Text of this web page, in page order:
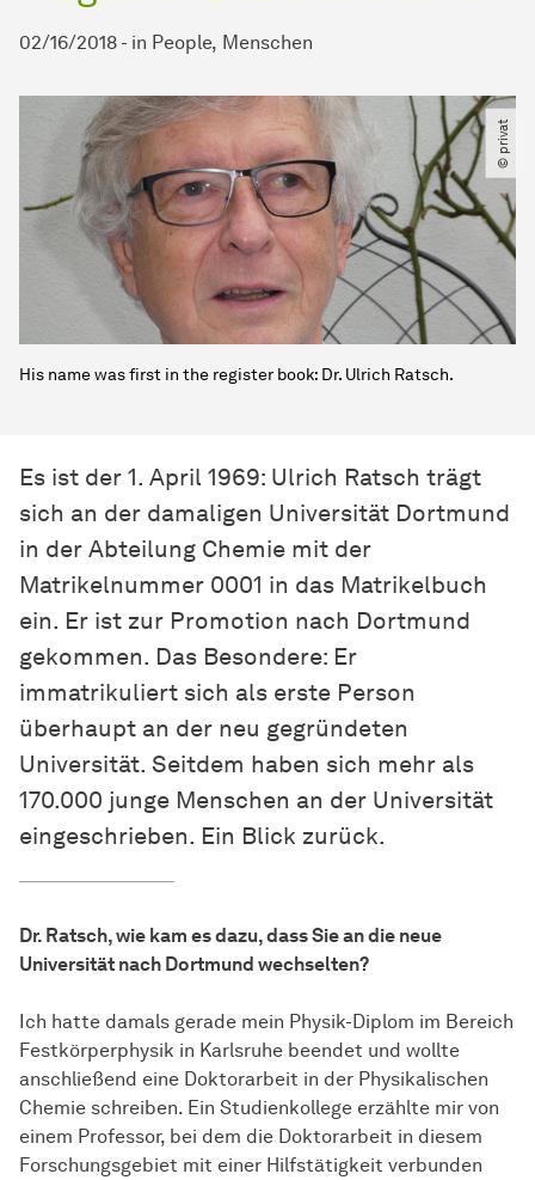
02/16/2018 - in People Menschen
© privat
His name was first in the register book: Dr. Ulrich Ratsch.
Es ist der 1. April 1969: Ulrich Ratsch trägt
sich an der damaligen Universität Dortmund
in der Abteilung Chemie mit der
Matrikelnummer 0001 in das Matrikelbuch
ein. Er ist zur Promotion nach Dortmund
gekommen. Das Besondere: Er
immatrikuliert sich als erste Person
überhaupt an der neu gegründeten
Universität. Seitdem haben sich mehr als
170.000 junge Menschen an der Universität
eingeschrieben. Ein Blick zurück.
Dr. Ratsch, wie kam es dazu, dass Sie an die neue
Universität nach Dortmund wechselten?
Ich hatte damals gerade mein Physik-Diplom im Bereich
Festkörperphysik in Karlsruhe beendet und wollte
anschließend eine Doktorarbeit in der Physikalischen
Chemie schreiben. Ein Studienkollege erzählte mir von
einem Professor, bei dem die Doktorarbeit in diesem
Forschungsgebiet mit einer Hilfstätigkeit verbunden